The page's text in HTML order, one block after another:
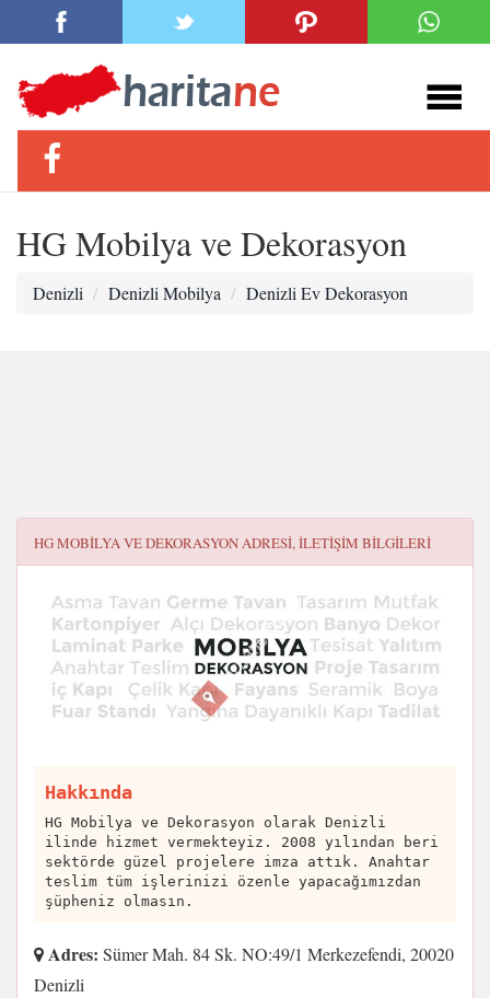
HG Mobilya ve Dekorasyon
Denizli Denizli Mobilya Denizli Ev Dekorasyon
HG MOBILYA VE DEKORASYONADRESI, ILETIŞIM BILGILERI
Hakkında
HG Mobilya ve Dekorasyon olarak Denizli
ilinde hizmet vermekteyiz. 2008 yılından beri
sektörde güzel projelere imza attık. Anahtar
teslim tüm işlerinizi özenle yapacağımızdan
şüpheniz olmasın.
Adres: Sümer Mah. 84 Sk. NO:49/1 Merkezefendi, 20020
Denizli